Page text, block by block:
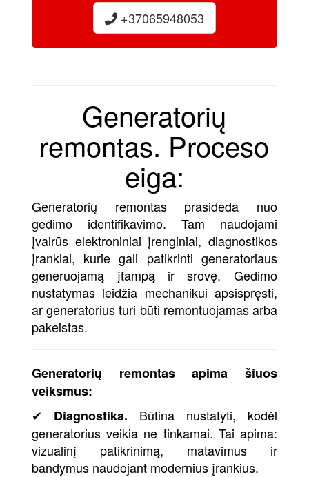
+37065948053
Generatorių
remontas. Proceso
eiga:
Generatorių remontas prasideda nuo
gedimo identifikavimo. Tam naudojami
įvairūs elektroniniai įrenginiai, diagnostikos
įrankiai, kurie gali patikrinti generatoriaus
generuojamą įtampą ir srovę. Gedimo
nustatymas leidžia mechanikui apsispręsti,
ar generatorius turi būti remontuojamas arba
pakeistas.
Generatorių remontas apima šiuos
veiksmus:
✔ Diagnostika. Būtina nustatyti, kodėl
generatorius veikia ne tinkamai. Tai apima:
vizualinį patikrinimą, matavimus ir
bandymus naudojant modernius įrankius.